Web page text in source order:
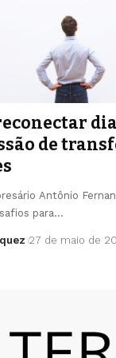
de
Antônio
para…
27 de maio de